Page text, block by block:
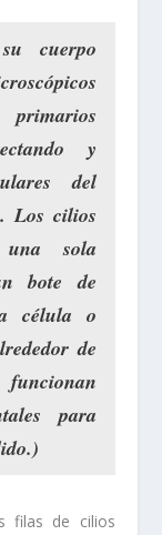
cuerpo
y
del
. Los cilios
sola
bote de
célula o
de
para
filas de cilios